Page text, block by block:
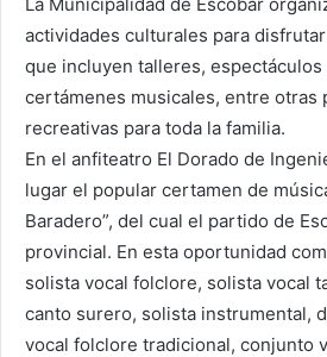
actividades culturales para
que incluyen talleres,
certámenes musicales, entre otras
recreativas para toda la familia.
En el anfiteatro El Dorado de
lugar el popular certamen de
Baradero”, del cual el partido de
provincial. En esta oportunidad
solista vocal folclore, solista vocal
canto surero, solista instrumental,
vocal folclore tradicional, conjunto